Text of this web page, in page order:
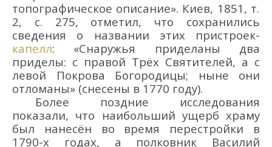
топографическое описание». Киев, 1851, т.
2, с. 275, отметил, что сохранились
сведения о названии этих пристроек-
капелл: «Снаружья приделаны два
приделы: с правой Трёх Святителей, а с
левой Покрова Богородицы; ныне они
отломаны» (снесены в 1770 году).
Более поздние исследования
показали, что наибольший ущерб храму
был нанесён во время перестройки в
1790-х годах, а полковник Василий